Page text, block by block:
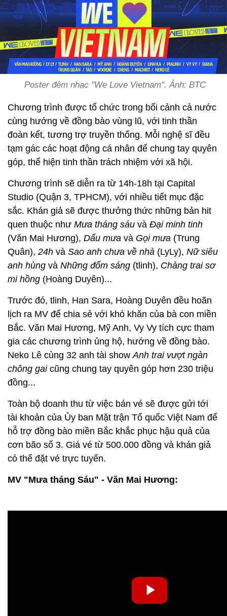
Poster đêm nhạc "We Love Vietnam". Ảnh: BTC
Chương trình được tổ chức trong bối cảnh cả nước
cùng hướng về đồng bào vùng lũ, với tinh thần
đoàn kết, tương trợ truyền thống. Mỗi nghệ sĩ đều
tạm gác các hoạt động cá nhân để chung tay quyên
góp, thể hiện tinh thần trách nhiệm với xã hội.
Chương trình sẽ diễn ra từ 14h-18h tại Capital
Studio (Quận 3, TPHCM), với nhiều tiết mục đặc
sắc. Khán giả sẽ được thưởng thức những bản hit
quen thuộc như Mưa tháng sáu và Đại minh tinh
(Văn Mai Hương), Dấu mưa và Gọi mưa (Trung
Quân), 24h và Sao anh chưa về nhà (LyLy), Nữ siêu
anh hùng và Những đốm sáng (tlinh), Chàng trai sơ
mi hồng (Hoàng Duyên)...
Trước đó, tlinh, Han Sara, Hoàng Duyên đều hoãn
lịch ra MV để chia sẻ với khó khăn của bà con miền
Bắc. Văn Mai Hương, Mỹ Anh, Vy Vy tích cực tham
gia các chương trình ủng hộ, hướng về đồng bào.
Neko Lê cùng 32 anh tài show Anh trai vượt ngàn
chông gaicũng chung tay quyên góp hơn 230 triệu
đồng...
Toàn bộ doanh thu từ việc bán vé sẽ được gửi tới
tài khoản của Ủy ban Mặt trận Tổ quốc Việt Nam để
hỗ trợ đồng bào miền Bắc khắc phục hậu quả của
cơn bão số 3. Giá vé từ 500.000 đồng và khán giả
có thể đặt vé trực tuyến.
MV "Mưa tháng Sáu" - Văn Mai Hương: